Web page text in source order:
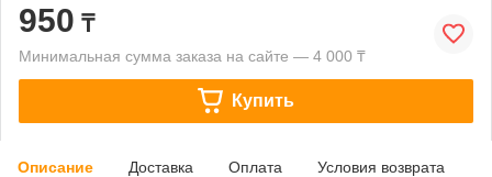
950 ₸
Минимальная сумма заказа на сайте — 4 000 ₸
Купить
Описание Доставка Оплата Условия возврата